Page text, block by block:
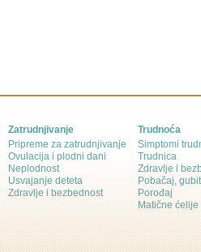
Zatrudnjivanje
Pripreme za zatrudnjivanje
Ovulacija i plodni dani
Neplodnost
Usvajanje deteta
Zdravlje i bezbednost
Trudnoća
Simptomi
Trudnica
Zdravlje i
Pobačaj,
Porođaj
Matične ćelije